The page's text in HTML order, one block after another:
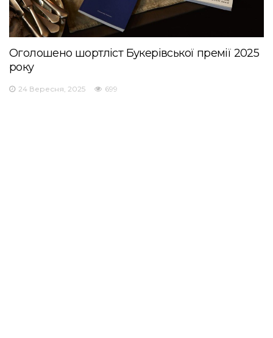
Оголошено шортліст Букерівської премії 2025
року
24 Вересня, 2025 699